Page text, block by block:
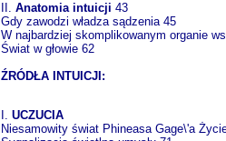
II. Anatomia intuicji 43
Gdy zawodzi władza sądzenia 45
W najbardziej skomplikowanym organie
Świat w głowie 62
ŹRÓDŁA INTUICJI:
I. UCZUCIA
Niesamowity świat Phineasa Gage\'a